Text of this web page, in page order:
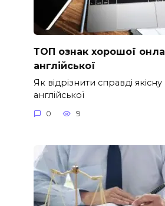
ТОП ознак хорошої
англійської
Як відрізнити справді
англійської
0 9